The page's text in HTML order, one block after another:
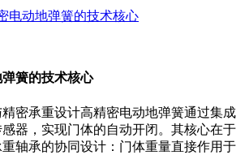
簧的技术核心
密承重设计高精密电动地弹簧通过集成
器，实现门体的自动开闭。其核心在于
轴承的协同设计：门体重量直接作用于